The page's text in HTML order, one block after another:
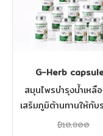
G-Herb
สมุนไพรบำรุงน้ำเหลื
เสริมภูมิต้านทานให้กับ
฿10,800